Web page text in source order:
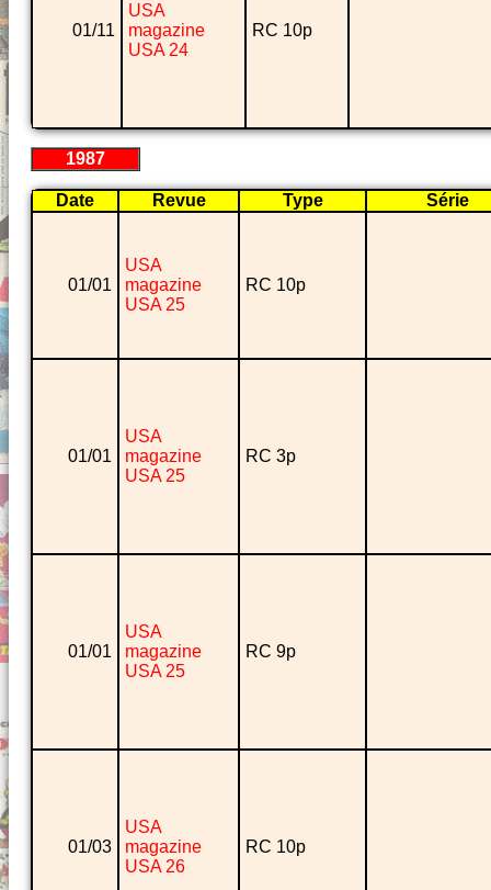
01/11
USA
magazine
USA 24
RC 10p
1987
Date Revue Type Série
01/01
USA
magazine
USA 25
RC 10p
01/01
USA
magazine
USA 25
RC 3p
01/01
USA
magazine
USA 25
RC 9p
01/03
USA
magazine
USA 26
RC 10p